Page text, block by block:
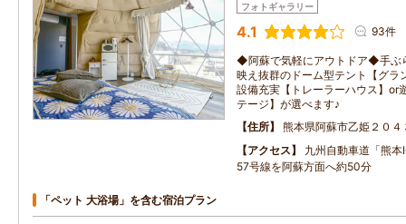
フォトギャラリー
4.1 93件
◆阿蘇で気軽にアウトドア◆手ぶ
映え抜群のドーム型テント【グラ
設備充実【トレーラーハウス】or
テージ】が選べます♪
住所
熊本県阿蘇市乙姫２０４
アクセス
九州自動車道「熊
57号線を阿蘇方面へ約50分
「ペット 大浴場」を含む宿泊プラン